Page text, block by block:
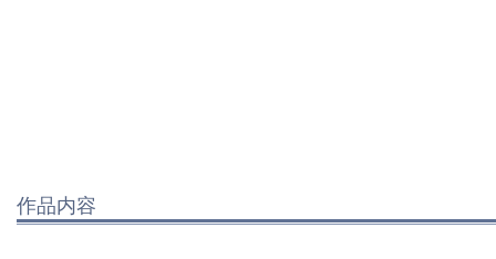
作品内容